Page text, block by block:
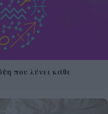
που λύνει κάθε